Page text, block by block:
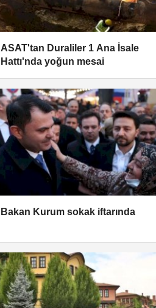
ASAT'tan Duraliler 1 Ana İsale
Hattı'nda yoğun mesai
Bakan Kurum sokak iftarında